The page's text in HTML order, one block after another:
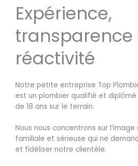
Expérience,
transparence
réactivité
Notre petite entreprise Top
est un plombier qualifié et diplômé
de 18 ans sur le terrain.
Nous nous concentrons sur l’image
familiale et sérieuse qui ne
et fidéliser notre clientèle.